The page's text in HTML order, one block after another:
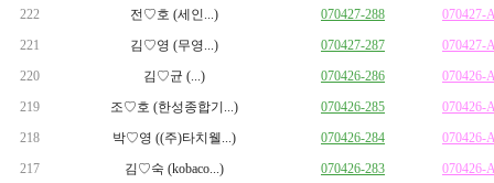
222
전♡호 (세인...) 070427-288
070427-
221
김♡영 (무영...) 070427-287
070427-
220
김♡균 (...) 070426-286
070426-
219
조♡호 (한성종합기...) 070426-285
070426-
218
박♡영 ((주)타치웰...) 070426-284
070426-
217
김♡숙 (kobaco...) 070426-283
070426-